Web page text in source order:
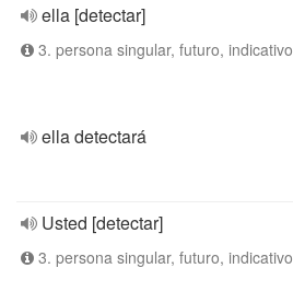
ella [detectar]
3. persona singular, futuro, indicativo
ella detectará
Usted [detectar]
3. persona singular, futuro, indicativo